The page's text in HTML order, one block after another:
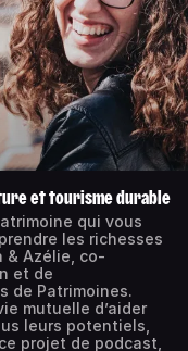
et tourisme durable
qui vous
les richesses
& Azélie, co-
et de
de Patrimoines.
mutuelle d’aider
leurs potentiels,
projet de podcast,